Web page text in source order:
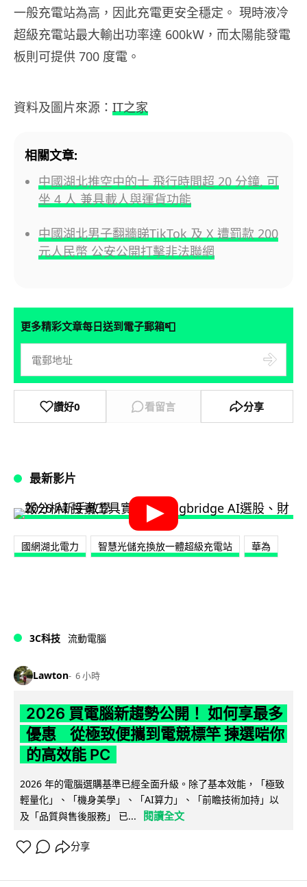
一般充電站為高，因此充電更安全穩定。 現時液冷
超級充電站最大輸出功率達 600kW，而太陽能發電
板則可提供 700 度電。
資料及圖片來源： IT之家
相關文章:
中國湖北推空中的士 飛行時間超 20 分鐘, 可
坐 4 人 兼具載人與運貨功能
中國湖北男子翻牆睇TikTok 及 X 遭罰款 200
元人民幣 公安公開打擊非法聯網
更多精彩文章每日送到電子郵箱📮
讚好0 看留言 分享
最新影片
國網湖北電力 智慧光儲充換放一體超級充電站 華為
3C科技 流動電腦
Lawton 6 小時
2026 買電腦新趨勢公開！ 如何享最多
優惠 從極致便攜到電競標竿 揀選啱你
的高效能 PC
2026 年的電腦選購基準已經全面升級。除了基本效能，「極致
輕量化」、「機身美學」、「AI算力」、「前瞻技術加持」以
及「品質與售後服務」 已...
閱讀全文
分享